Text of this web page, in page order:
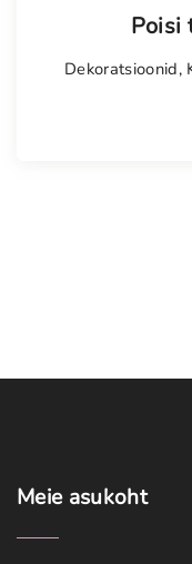
Poisi
Dekoratsioonid,
Meie asukoht